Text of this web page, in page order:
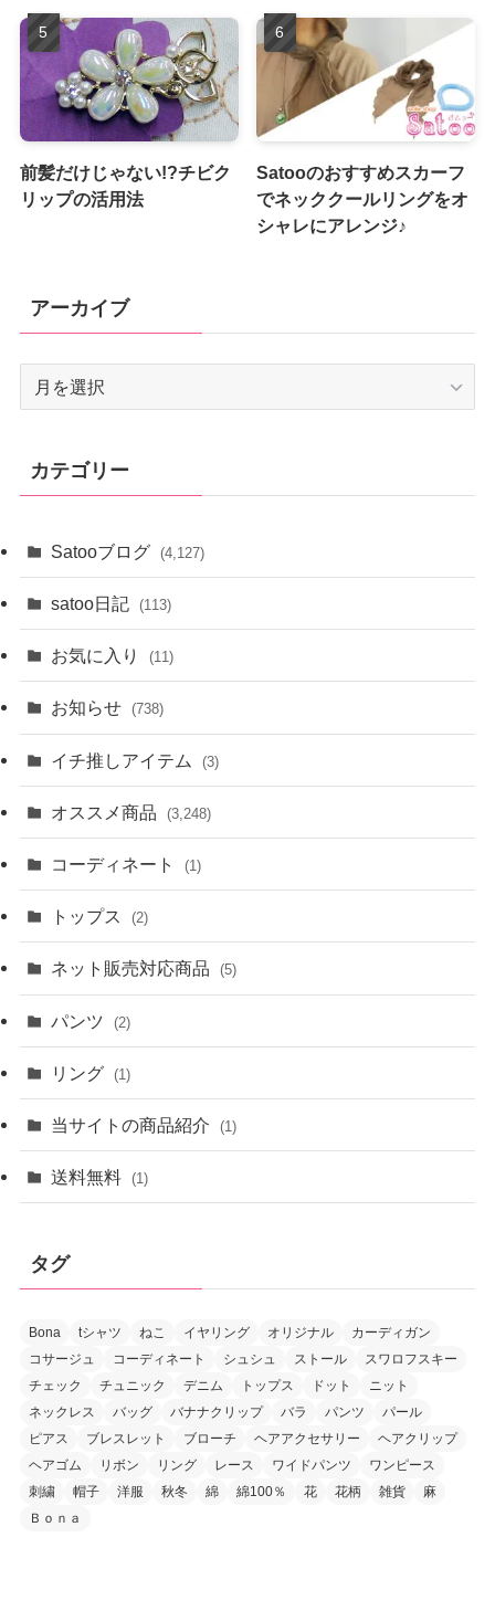
前髪だけじゃない!?チビク
リップの活用法
Satooのおすすめスカーフ
でネッククールリングをオ
シャレにアレンジ♪
アーカイブ
ブ
カテゴリー
Satooブログ (4,127)
satoo日記 (113)
お気に入り (11)
お知らせ (738)
イチ推しアイテム (3)
オススメ商品 (3,248)
コーディネート (1)
トップス (2)
ネット販売対応商品 (5)
パンツ (2)
リング (1)
当サイトの商品紹介 (1)
送料無料 (1)
タグ
Bona tシャツ ねこ イヤリング オリジナル
カーディガン
コサージュ
コーディネート シュシュ ストール
スワロフスキー
チェック
チュニック デニム トップス ドット
ニット
ネックレス
バッグ バナナクリップ バラ パンツ
パール
ピアス
ブレスレット ブローチ ヘアアクセサリー
ヘアクリップ
ヘアゴム
リボン リング レース ワイドパンツ
ワンピース
刺繍
帽子 洋服 秋冬 綿 綿100％ 花 花柄 雑貨
麻
Ｂｏｎａ